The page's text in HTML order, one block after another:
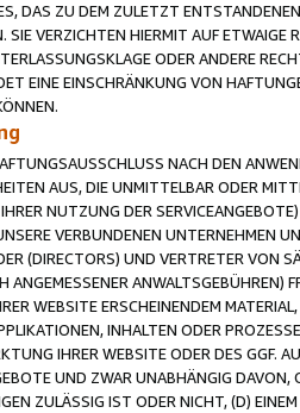
DAS ZU DEM ZULETZT
SIE VERZICHTEN HIERMIT AUF
ODER ANDERE
EINE EINSCHRÄNKUNG VON
NACH DEN
AUS, DIE UNMITTELBAR ODER
NUTZUNG DER
VERBUNDENEN UNTERNEHMEN
(DIRECTORS) UND VERTRETER VON
ANGEMESSENER
WEBSITE ERSCHEINENDEM
INHALTEN ODER
IHRER WEBSITE ODER DES GGF.
UND ZWAR UNABHÄNGIG
ZULÄSSIG IST ODER NICHT, (D)